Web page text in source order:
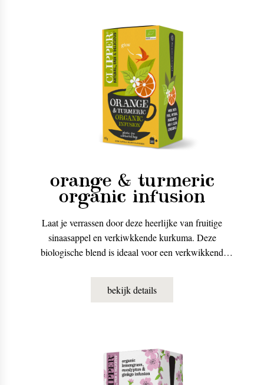
orange & turmeric
organic infusion
Laat je verrassen door deze heerlijke van fruitige
sinaasappel en verkiwkkende kurkuma. Deze
biologische blend is ideaal voor een verkwikkend
bekijk details